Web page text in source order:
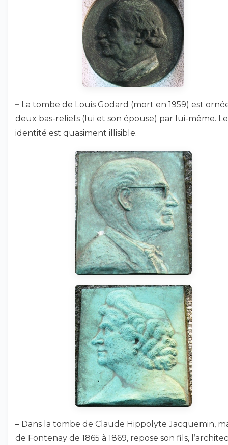
– La tombe de Louis Godard (mort en 1959) est
deux bas-reliefs (lui et son épouse) par lui-même.
identité est quasiment illisible.
– Dans la tombe de Claude Hippolyte Jacquemin,
de Fontenay de 1865 à 1869, repose son fils,